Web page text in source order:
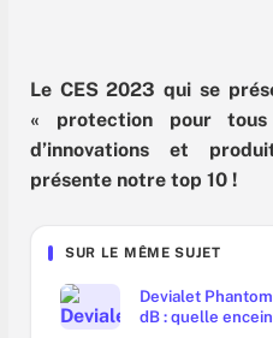
Le CES 2023 qui se
« protection pour
d’innovations et
présente notre top 10 !
SUR LE MÊME SUJET
Devialet
dB : quelle